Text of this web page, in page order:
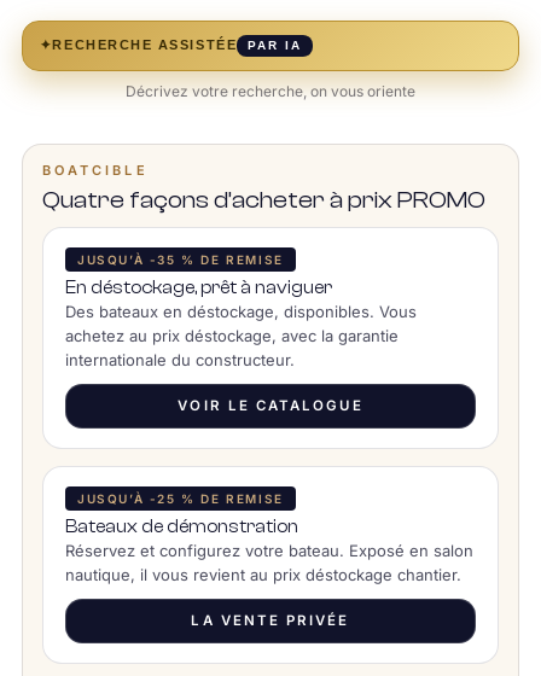
✦ RECHERCHE ASSISTÉE PAR IA
Décrivez votre recherche, on vous oriente
BOATCIBLE
Quatre façons d’acheter à prix PROMO
JUSQU’À -35 % DE REMISE
En déstockage, prêt à naviguer
Des bateaux en déstockage, disponibles. Vous
achetez au prix déstockage, avec la garantie
internationale du constructeur.
VOIR LE CATALOGUE
JUSQU’À -25 % DE REMISE
Bateaux de démonstration
Réservez et configurez votre bateau. Exposé en salon
nautique, il vous revient au prix déstockage chantier.
LA VENTE PRIVÉE